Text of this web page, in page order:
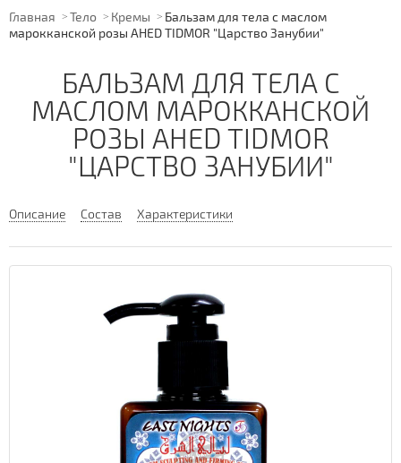
Главная Тело Кремы
Бальзам для тела с маслом
марокканской розы AHED TIDMOR "Царство Занубии"
БАЛЬЗАМ ДЛЯ ТЕЛА С
МАСЛОМ МАРОККАНСКОЙ
РОЗЫ AHED TIDMOR
"ЦАРСТВО ЗАНУБИИ"
Описание Состав Характеристики